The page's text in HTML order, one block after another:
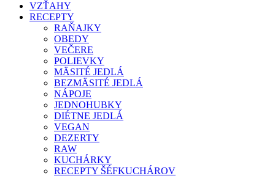
VZŤAHY
RECEPTY
RAŇAJKY
OBEDY
VEČERE
POLIEVKY
MÄSITÉ JEDLÁ
BEZMÄSITÉ JEDLÁ
NÁPOJE
JEDNOHUBKY
DIÉTNE JEDLÁ
VEGAN
DEZERTY
RAW
KUCHÁRKY
RECEPTY ŠÉFKUCHÁROV